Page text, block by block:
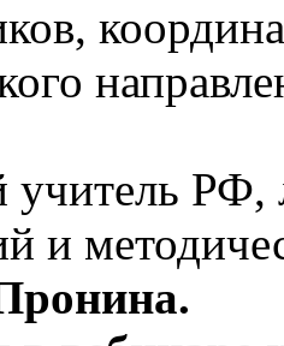
учитель РФ,
и